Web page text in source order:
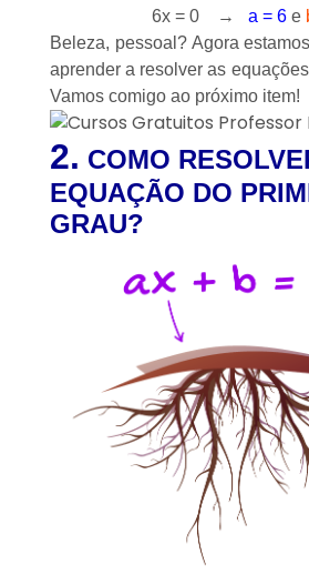
6x = 0 → a = 6e
Beleza, pessoal? Agora
aprender a resolver as
Vamos comigo ao próximo item!
2. COMO
EQUAÇÃO DO
GRAU?